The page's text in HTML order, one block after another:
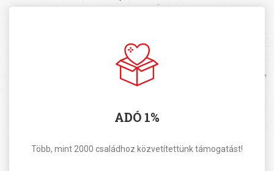
ADÓ 1%
Több, mint 2000 családhoz közvetítettünk támogatást!